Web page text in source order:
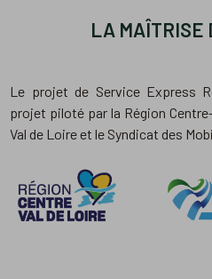
LA MAÎTRISE
Le projet de Service Express
projet piloté par la Région
Val de Loire et le Syndicat des